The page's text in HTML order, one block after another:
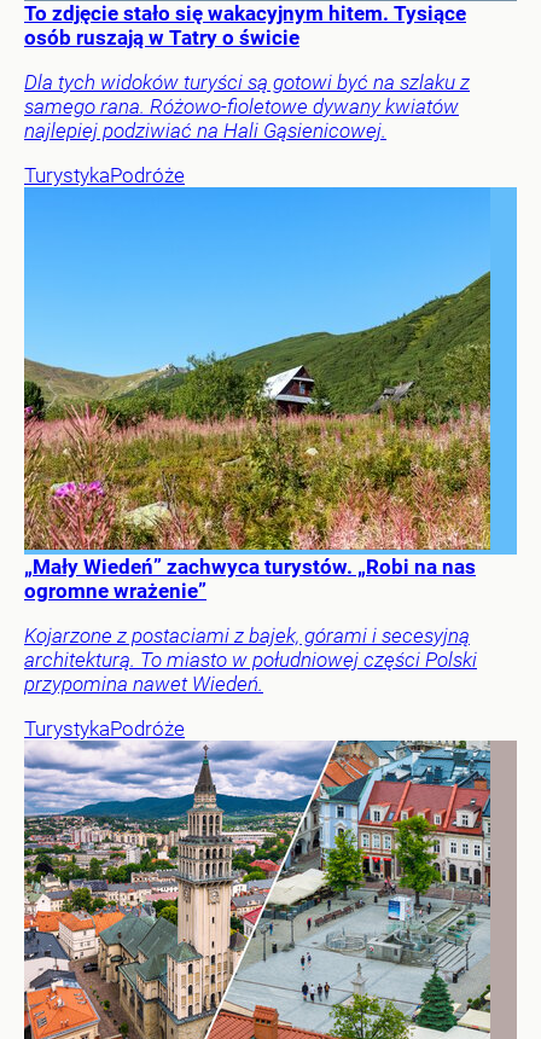
To zdjęcie stało się wakacyjnym hitem. Tysiące
osób ruszają w Tatry o świcie
Dla tych widoków turyści są gotowi być na szlaku z
samego rana. Różowo-fioletowe dywany kwiatów
najlepiej podziwiać na Hali Gąsienicowej.
TurystykaPodróże
„Mały Wiedeń” zachwyca turystów. „Robi na nas
ogromne wrażenie”
Kojarzone z postaciami z bajek, górami i secesyjną
architekturą. To miasto w południowej części Polski
przypomina nawet Wiedeń.
TurystykaPodróże